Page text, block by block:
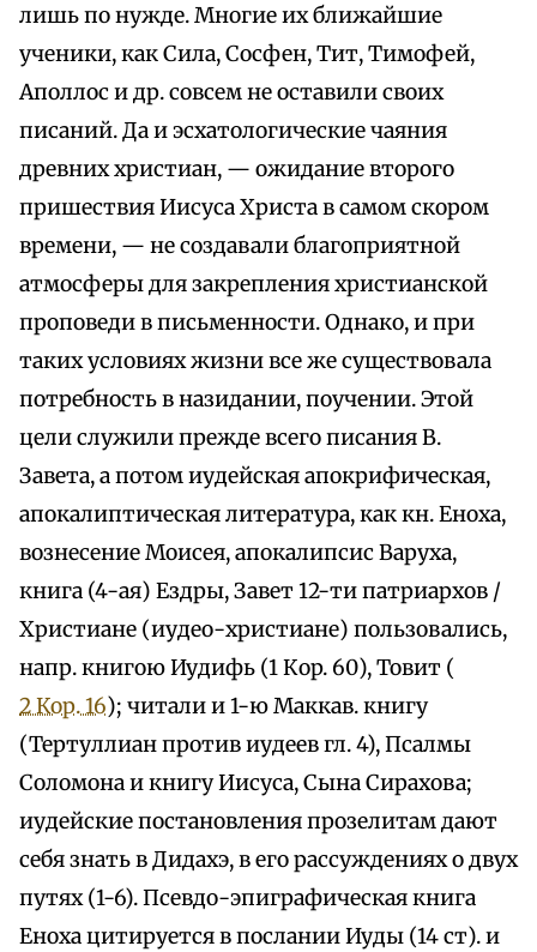
лишь по нужде. Многие их ближайшие
ученики, как Сила, Сосфен, Тит, Тимофей,
Аполлос и др. совсем не оставили своих
писаний. Да и эсхатологические чаяния
древних христиан, — ожидание второго
пришествия Иисуса Христа в самом скором
времени, — не создавали благоприятной
атмосферы для закрепления христианской
проповеди в письменности. Однако, и при
таких условиях жизни все же существовала
потребность в назидании, поучении. Этой
цели служили прежде всего писания В.
Завета, а потом иудейская апокрифическая,
апокалиптическая литература, как кн. Еноха,
вознесение Моисея, апокалипсис Варуха,
книга (4-ая) Ездры, Завет 12-ти патриархов /
Христиане (иудео-христиане) пользовались,
напр. книгою Иудифь (1 Кop. 60), Товит (
2 Кор. 16); читали и 1-ю Маккав. книгу
(Тертуллиан против иудеев гл. 4), Псалмы
Соломона и книгу Иисуса, Сына Сирахова;
иудейские постановления прозелитам дают
себя знать в Дидахэ, в его рассуждениях о двух
путях (1-6). Псевдо-эпиграфическая книга
Еноха цитируется в послании Иуды (14 ст). и